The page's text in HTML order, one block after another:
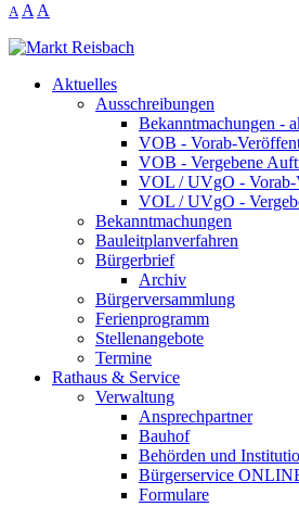
A A A
Aktuelles
Ausschreibungen
Bekanntmachungen -
VOB - Vorab-
VOB - Vergebene
VOL / UVgO - Vorab-
VOL / UVgO -
Bekanntmachungen
Bauleitplanverfahren
Bürgerbrief
Archiv
Bürgerversammlung
Ferienprogramm
Stellenangebote
Termine
Rathaus & Service
Verwaltung
Ansprechpartner
Bauhof
Behörden und
Bürgerservice
Formulare